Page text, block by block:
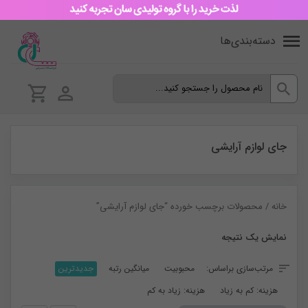
دسته‌بندی‌ها
جای لوازم آرایشی
خانه / محصولات برچسب خورده “جای لوازم آرایشی”
نمایش یک نتیجه
مرتب‌سازی براساس: محبوبیت میانگین رتبه
جدیدترین
هزینه: کم به زیاد
هزینه: زیاد به کم